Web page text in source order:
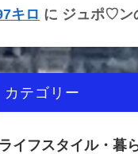
キロ に ジュポ♡ン
カテゴリー
ライフスタイル・暮